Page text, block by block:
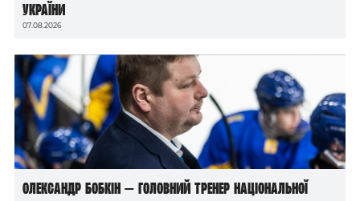
України
07.08.2026
Олександр Бобкін — головний тренер національної